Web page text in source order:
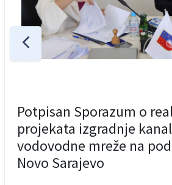
Potpisan Sporazum o
projekata izgradnje
vodovodne mreže na
Novo Sarajevo